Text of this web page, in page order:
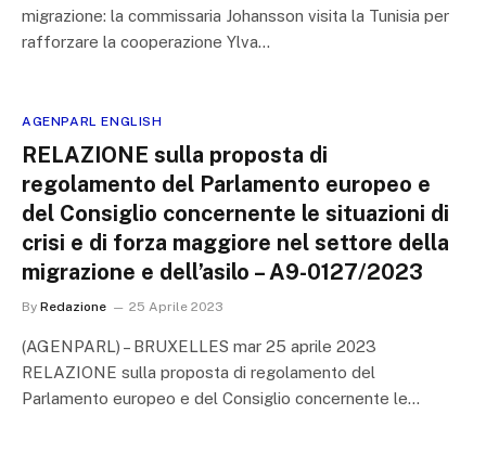
migrazione: la commissaria Johansson visita la Tunisia per
rafforzare la cooperazione Ylva…
AGENPARL ENGLISH
RELAZIONE sulla proposta di
regolamento del Parlamento europeo e
del Consiglio concernente le situazioni di
crisi e di forza maggiore nel settore della
migrazione e dell’asilo – A9-0127/2023
By Redazione 25 Aprile 2023
(AGENPARL) – BRUXELLES mar 25 aprile 2023
RELAZIONE sulla proposta di regolamento del
Parlamento europeo e del Consiglio concernente le…